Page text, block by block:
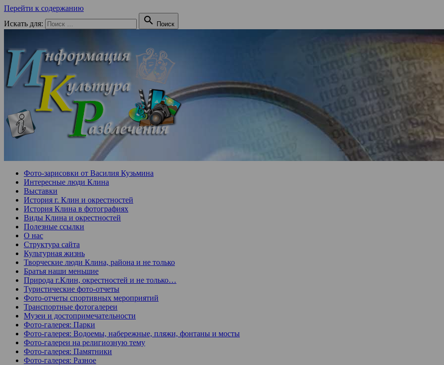
Перейти к содержанию
Искать для:
 Поиск
Фото-зарисовки от Василия Кузьмина
Интересные люди Клина
Выставки
История г. Клин и окрестностей
История Клина в фотографиях
Виды Клина и окрестностей
Полезные ссылки
О нас
Структура сайта
Культурная жизнь
Творческие люди Клина, района и не только
Братья наши меньшие
Природа г.Клин, окрестностей и не только…
Туристические фото-отчеты
Фото-отчеты спортивных мероприятий
Транспортные фотогалереи
Музеи и достопримечательности
Фото-галерея: Парки
Фото-галерея: Водоемы, набережные, пляжи, фонтаны и мосты
Фото-галереи на религиозную тему
Фото-галерея: Памятники
Фото-галерея: Разное